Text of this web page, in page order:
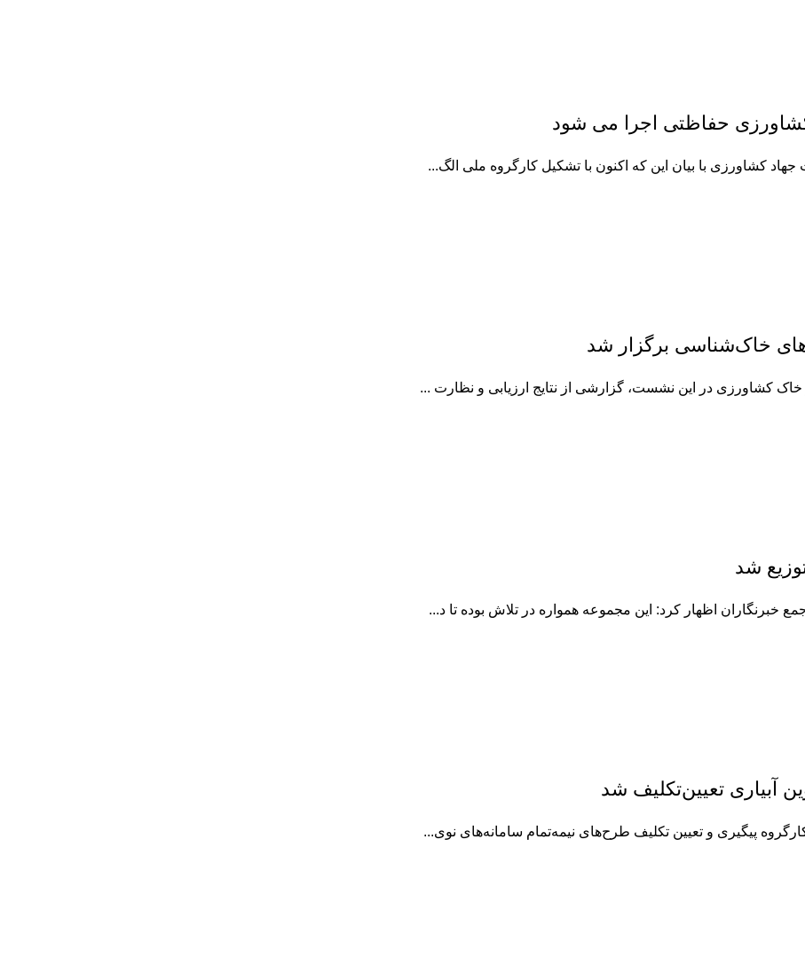
حفاظتی اجرا می شود
کشاورزی با بیان این که اکنون با تشکیل کارگروه ملی الگ...
خاک‌شناسی برگزار شد
کشاورزی در این نشست، گزارشی از نتایج ارزیابی و نظارت ...
اظهار کرد: این مجموعه همواره در تلاش بوده تا د...
پیگیری و تعیین تکلیف طرح‌های نیمه‌تمام سامانه‌های نوی...